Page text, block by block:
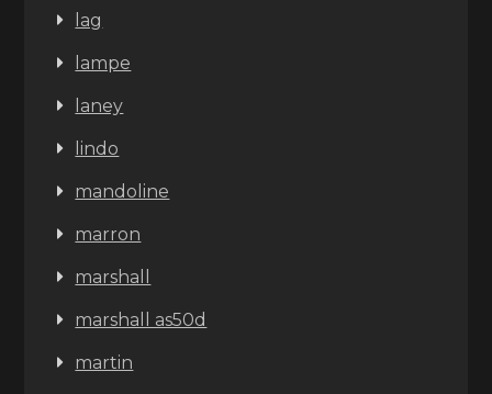
lag
lampe
laney
lindo
mandoline
marron
marshall
marshall as50d
martin